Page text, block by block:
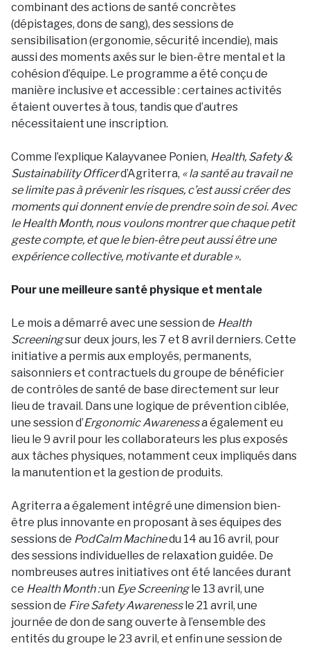
combinant des actions de santé concrètes
(dépistages, dons de sang), des sessions de
sensibilisation (ergonomie, sécurité incendie), mais
aussi des moments axés sur le bien-être mental et la
cohésion d’équipe. Le programme a été conçu de
manière inclusive et accessible : certaines activités
étaient ouvertes à tous, tandis que d’autres
nécessitaient une inscription.
Comme l’explique Kalayvanee Ponien, Health, Safety &
Sustainability Officerd’Agriterra, « la santé au travail ne
se limite pas à prévenir les risques, c’est aussi créer des
moments qui donnent envie de prendre soin de soi. Avec
le Health Month, nous voulons montrer que chaque petit
geste compte, et que le bien-être peut aussi être une
expérience collective, motivante et durable ».
Pour une meilleure santé physique et mentale
Le mois a démarré avec une session de Health
Screeningsur deux jours, les 7 et 8 avril derniers. Cette
initiative a permis aux employés, permanents,
saisonniers et contractuels du groupe de bénéficier
de contrôles de santé de base directement sur leur
lieu de travail. Dans une logique de prévention ciblée,
une session d’Ergonomic Awarenessa également eu
lieu le 9 avril pour les collaborateurs les plus exposés
aux tâches physiques, notamment ceux impliqués dans
la manutention et la gestion de produits.
Agriterra a également intégré une dimension bien-
être plus innovante en proposant à ses équipes des
sessions de PodCalm Machinedu 14 au 16 avril, pour
des sessions individuelles de relaxation guidée. De
nombreuses autres initiatives ont été lancées durant
ce Health Month :un Eye Screeningle 13 avril, une
session de Fire Safety Awarenessle 21 avril, une
journée de don de sang ouverte à l’ensemble des
entités du groupe le 23 avril, et enfin une session de